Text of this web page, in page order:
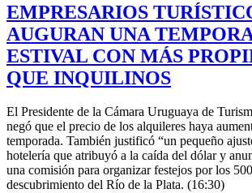
EMPRESARIOS
AUGURAN UNA
ESTIVAL CON MÁS
QUE INQUILINOS
El Presidente de la Cámara Uruguaya de
negó que el precio de los alquileres haya
temporada. También justificó “un pequeño
hotelería que atribuyó a la caída del dólar y
una comisión para organizar festejos por los
descubrimiento del Río de la Plata. (16:30)